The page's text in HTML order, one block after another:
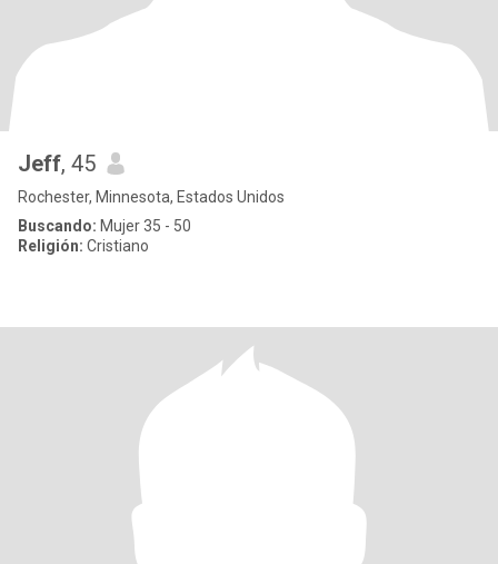
Jeff, 45
Rochester, Minnesota, Estados Unidos
Buscando: Mujer 35 - 50
Religión: Cristiano